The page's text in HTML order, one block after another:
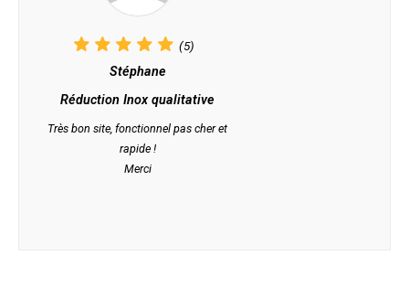
(5)
Stéphane
Réduction Inox qualitative
Très bon site, fonctionnel pas cher et
rapide !
Merci